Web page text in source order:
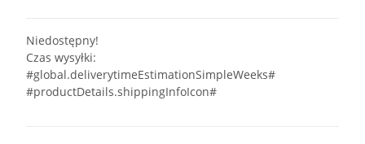
Niedostępny!
Czas wysyłki:
#global.deliverytimeEstimationSimpleWeeks#
#productDetails.shippingInfoIcon#